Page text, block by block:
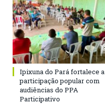
Ipixuna do Pará fortalece a
participação popular com
audiências do PPA
Participativo